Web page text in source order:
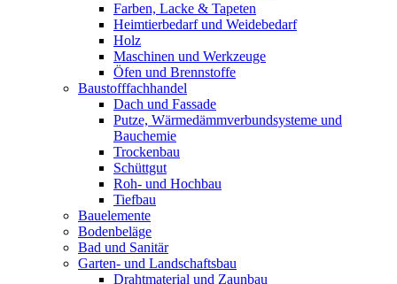
Farben, Lacke & Tapeten
Heimtierbedarf und Weidebedarf
Holz
Maschinen und Werkzeuge
Öfen und Brennstoffe
Baustofffachhandel
Dach und Fassade
Putze, Wärmedämmverbundsysteme und
Bauchemie
Trockenbau
Schüttgut
Roh- und Hochbau
Tiefbau
Bauelemente
Bodenbeläge
Bad und Sanitär
Garten- und Landschaftsbau
Drahtmaterial und Zaunbau